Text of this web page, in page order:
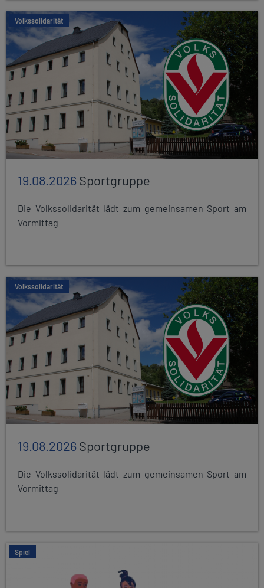
Volkssolidarität
19.08.2026Sportgruppe
Die Volkssolidarität lädt zum gemeinsamen Sport am
Vormittag
Volkssolidarität
19.08.2026Sportgruppe
Die Volkssolidarität lädt zum gemeinsamen Sport am
Vormittag
Spiel